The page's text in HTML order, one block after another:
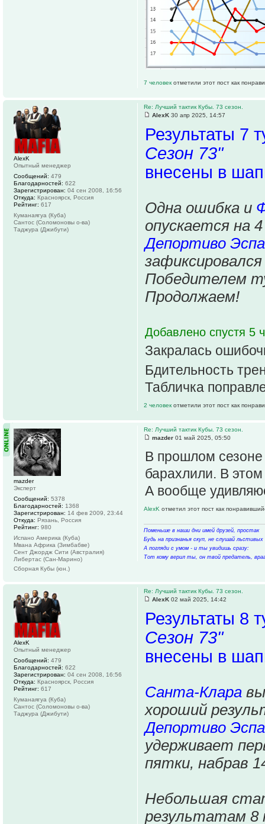
7 человек отметили этот пост как
Re: Лучший тактик Кубы. 73 сезон.
AlexK 30 апр 2025, 14:57
Результаты 7
Сезон 73"
внесены в
Одна ошибка и
опускается на
Депортиво
Победителем
Продолжаем!
Добавлено спустя 5
Закралась
Бдительность
Табличка
2 человек отметили этот пост как
AlexK
Опытный менеджер
Сообщений: 479
Благодарностей: 622
Зарегистрирован: 04 сен 2008, 16:56
Откуда: Красноярск, Россия
Рейтинг: 617
Куманаягуа (Куба)
Сантос (Соломоновы о-ва)
Таджура (Джибути)
Re: Лучший тактик Кубы. 73 сезон.
mazder 01 май 2025, 05:50
В прошлом сезоне
барахлили. В
А вообще
AlexK отметил этот пост как
Поменьше в наши дни имей друзей, простак
Будь на признанья скуп, не слушай льстивых
А погляди с умом - и ты увидишь сразу:
Тот кому верил ты, он твой предатель,
mazder
Эксперт
Сообщений: 5378
Благодарностей: 1368
Зарегистрирован: 14 фев 2009, 23:44
Откуда: Рязань, Россия
Рейтинг: 980
Испано Америка (Куба)
Мвана Африка (Зимбабве)
Сент Джордж Сити (Австралия)
Либертас (Сан-Марино)
Сборная Кубы (юн.)
Re: Лучший тактик Кубы. 73 сезон.
AlexK 02 май 2025, 14:42
Результаты 8
Сезон 73"
внесены в
Санта-Клара
хороший
Депортиво
удерживает
пятки, набрав
Небольшая
результатам 8
AlexK
Опытный менеджер
Сообщений: 479
Благодарностей: 622
Зарегистрирован: 04 сен 2008, 16:56
Откуда: Красноярск, Россия
Рейтинг: 617
Куманаягуа (Куба)
Сантос (Соломоновы о-ва)
Таджура (Джибути)